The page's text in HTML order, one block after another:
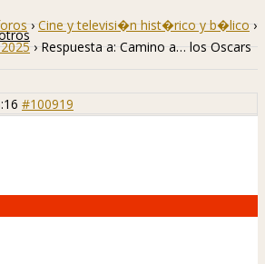
› Cine y televisi�n hist�rico y b�lico ›
› Respuesta a: Camino a… los Oscars
#100919